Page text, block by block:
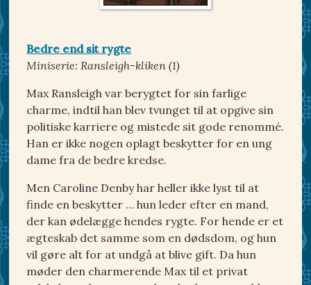
Bedre end sit rygte
Miniserie: Ransleigh-kliken (1)
Max Ransleigh var berygtet for sin farlige
charme, indtil han blev tvunget til at opgive sin
politiske karriere og mistede sit gode renommé.
Han er ikke nogen oplagt beskytter for en ung
dame fra de bedre kredse.
Men Caroline Denby har heller ikke lyst til at
finde en beskytter … hun leder efter en mand,
der kan ødelægge hendes rygte. For hende er et
ægteskab det samme som en dødsdom, og hun
vil gøre alt for at undgå at blive gift. Da hun
møder den charmerende Max til et privat